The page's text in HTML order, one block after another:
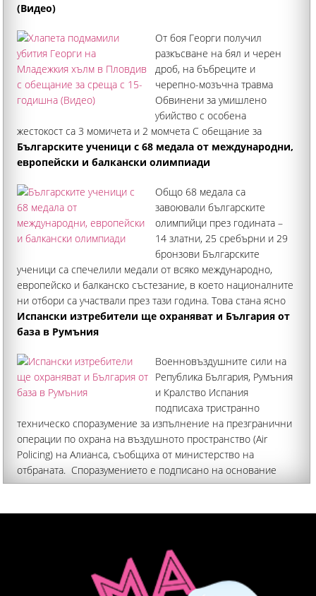
(Видео)
От боя Георги получил
разкъсване на бял и черен
дроб, на бъбреците и
черепно-мозъчна травма
Обвинени за умишлено
убийство с особена
жестокост са 3 момичета и 2 момчета С обещание за
среща с 15-годишна девойка Георги Кузев от Кричим бил
подмамен да отида на Младежкия хълм в Пловдив. Там
между
Българските ученици с 68 медала от международни,
европейски и балкански олимпиади
Общо 68 медала са
завоювали българските
олимпийци през годината –
14 златни, 25 сребърни и 29
бронзови Българските
ученици са спечелили медали от всяко международно,
европейско и балканско състезание, в което националните
ни отбори са участвали през тази година. Това стана ясно
по време на официална церемония в Министерството на
образованието и
Испански изтребители ще охраняват и България от
база в Румъния
Военновъздушните сили на
Република България, Румъния
и Кралство Испания
подписаха тристранно
техническо споразумение за изпълнение на презгранични
операции по охрана на въздушното пространство (Air
Policing) на Алианса, съобщиха от министерство на
отбраната. Споразумението е подписано на основание
член 12 от Споразумението между правителствата на